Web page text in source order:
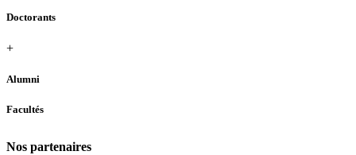
Doctorants
+
Alumni
Facultés
Nos partenaires